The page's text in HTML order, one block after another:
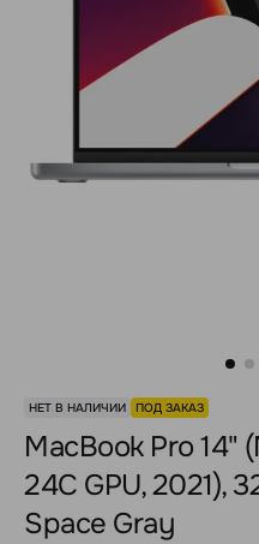
НЕТ В НАЛИЧИИ ПОД ЗАКАЗ
MacBook Pro 14"
24C GPU, 2021),
Space Gray